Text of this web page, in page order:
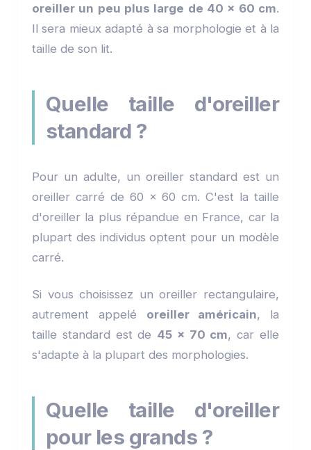
oreiller un peu plus large de 40 x 60 cm.
Il sera mieux adapté à sa morphologie et à la
taille de son lit.
Quelle taille d'oreiller
standard ?
Pour un adulte, un oreiller standard est un
oreiller carré de 60 x 60 cm. C'est la taille
d'oreiller la plus répandue en France, car la
plupart des individus optent pour un modèle
carré.
Si vous choisissez un oreiller rectangulaire,
autrement appelé oreiller américain, la
taille standard est de 45 x 70 cm, car elle
s'adapte à la plupart des morphologies.
Quelle taille d'oreiller
pour les grands ?